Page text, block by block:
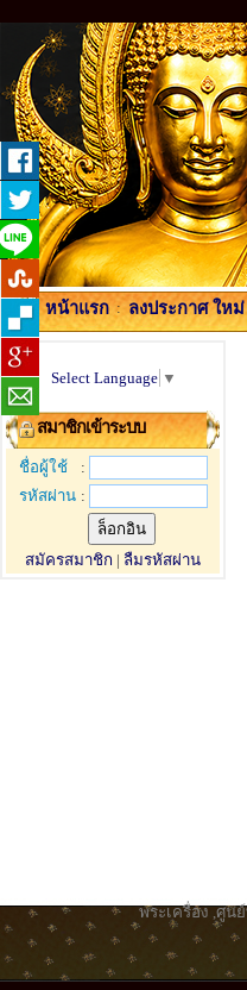
หน้าแรก : ลงประกาศ ใหม่
Select Language ▼
สมาชิกเข้าระบบ
ชื่อผู้ใช้
:
รหัสผ่าน :
สมัครสมาชิก | ลืมรหัสผ่าน
พระเครื่อง ,ศูนย์